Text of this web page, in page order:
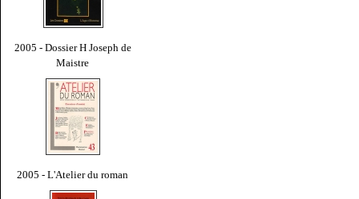
2005 - Dossier H Joseph de
Maistre
2005 - L'Atelier du roman